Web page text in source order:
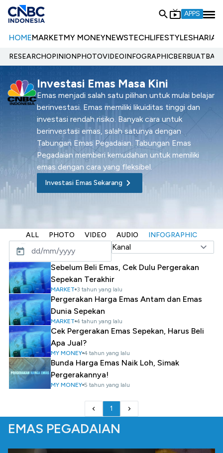
APPS
HOMEMARKETMY MONEYNEWSTECHLIFESTYLESHARIA
RESEARCHOPINIONPHOTOVIDEOINFOGRAPHIC
Investasi Emas Masa Kini
Emas menjadi salah satu pilihan untuk mulai belajar
berinvestasi. Emas memiliki likuiditas tinggi dan
investasi rendah risiko. Banyak cara untuk
berinvestasi emas, salah satunya dengan
Tabungan Emas Pegadaian. Tabungan Emas
Pegadaian memberi kemudahan untuk memiliki
emas dengan cara yang fleksibel.
Investasi Emas Sekarang
ALL PHOTO VIDEO AUDIO INFOGRAPHIC
Sebelum Beli Emas, Cek Dulu Pergerakan
Sepekan Terakhir
MARKET 3 tahun yang lalu
Pergerakan Harga Emas Antam dan Emas
Dunia Sepekan
MARKET 4 tahun yang lalu
Cek Pergerakan Emas Sepekan, Harus Beli
Apa Jual?
MY MONEY 4 tahun yang lalu
Bunda Harga Emas Naik Loh, Simak
Pergerakannya!
MY MONEY 5 tahun yang lalu
1
EMAS PEGADAIAN